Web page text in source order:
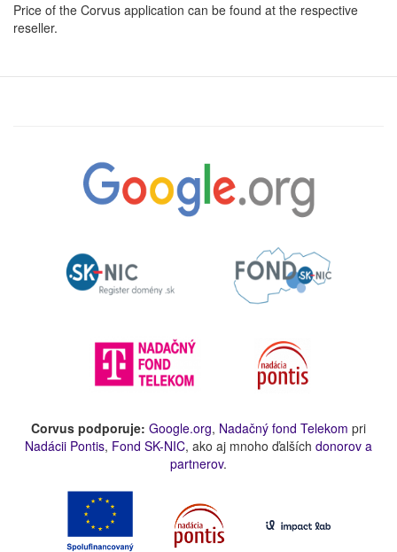
Price of the Corvus application can be found at the respective
reseller.
Corvus podporuje: Google.org, Nadačný fond Telekom pri
Nadácii Pontis, Fond SK-NIC, ako aj mnoho ďalších donorov a
partnerov.